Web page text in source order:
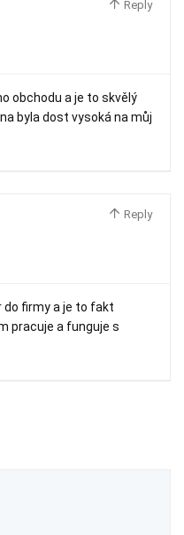
Reply
obchodu a je to skvělý
byla dost vysoká na můj
Reply
do firmy a je to fakt
pracuje a funguje s